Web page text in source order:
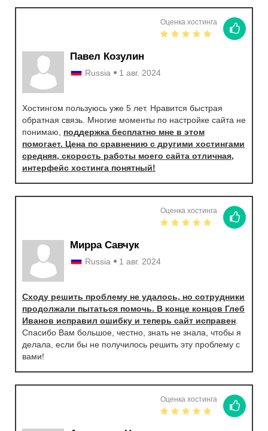
Оценка хостинга
Павел Козулин
Russia 1 авг. 2024
Хостингом пользуюсь уже 5 лет. Нравится быстрая
обратная связь. Многие моменты по настройке сайта не
понимаю, поддержка бесплатно мне в этом
помогает. Цена по сравнению с другими хостингами
средняя, скорость работы моего сайта отличная,
интерфейс хостинга понятный!
Оценка хостинга
Мирра Савчук
Russia 1 авг. 2024
Сходу решить проблему не удалось, но сотрудники
продолжали пытаться помочь. В конце концов Глеб
Иванов исправил ошибку и теперь сайт исправен.
Спасибо Вам большое, честно, знать не знала, чтобы я
делала, если бы не получилось решить эту проблему с
вами!
Оценка хостинга